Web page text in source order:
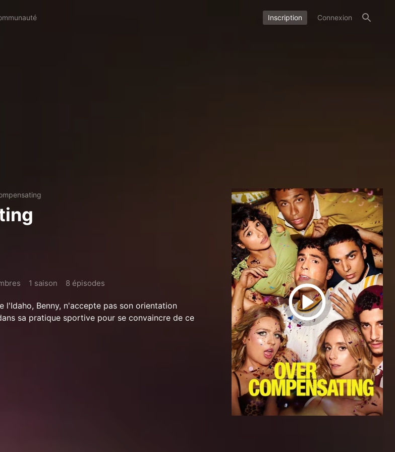
Inscription Connexion
1 saison 8 épisodes
l'Idaho, Benny, n'accepte pas son orientation
sa pratique sportive pour se convaincre de ce